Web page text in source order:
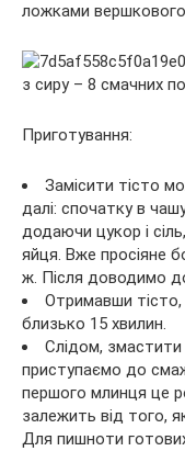
ложками
Приготування:
Замісити тісто
далі: спочатку в
додаючи цукор і
яйця. Вже просіяне
ж. Після доводимо
Отримавши
близько 15 хвилин.
Слідом,
приступаємо до
першого млинця це
залежить від того,
Для пишноти